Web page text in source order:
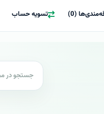
(0) تسویه حساب